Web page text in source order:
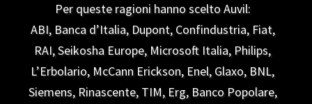
Per queste ragioni hanno scelto Auvil:
ABI, Banca d’Italia, Dupont, Confindustria, Fiat,
RAI, Seikosha Europe, Microsoft Italia, Philips,
L’Erbolario, McCann Erickson, Enel, Glaxo, BNL,
Siemens, Rinascente, TIM, Erg, Banco Popolare,